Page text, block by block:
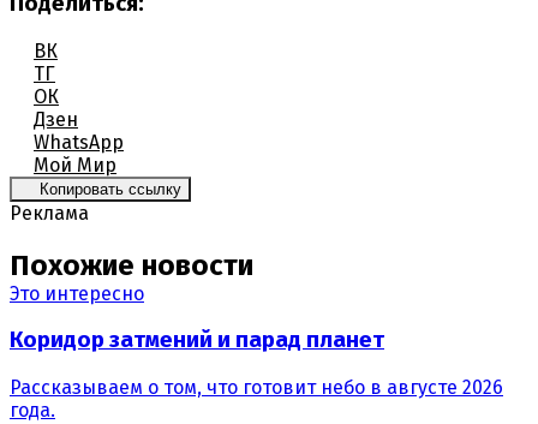
ВК
ТГ
ОК
Дзен
WhatsApp
Мой Мир
Копировать ссылку
Реклама
Похожие новости
Это интересно
Коридор затмений и парад планет
Рассказываем о том, что готовит небо в августе 2026
года.